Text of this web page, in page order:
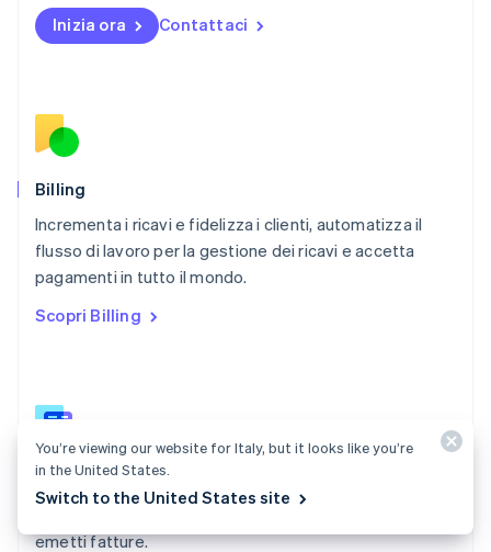
Inizia ora Contattaci
Billing
Incrementa i ricavi e fidelizza i clienti, automatizza il
flusso di lavoro per la gestione dei ricavi e accetta
pagamenti in tutto il mondo.
Scopri Billing
Documentazione di Billing
emetti fatture.
English
Nuova Zelanda
English
Portogallo
Português
English简体中文
Regno Unito
English
English
English
English
Slovenia
English Italiano
EspañolEnglish
You’re viewing our website for Italy, but it looks like you’re
in the United States.
Switch to the United States site